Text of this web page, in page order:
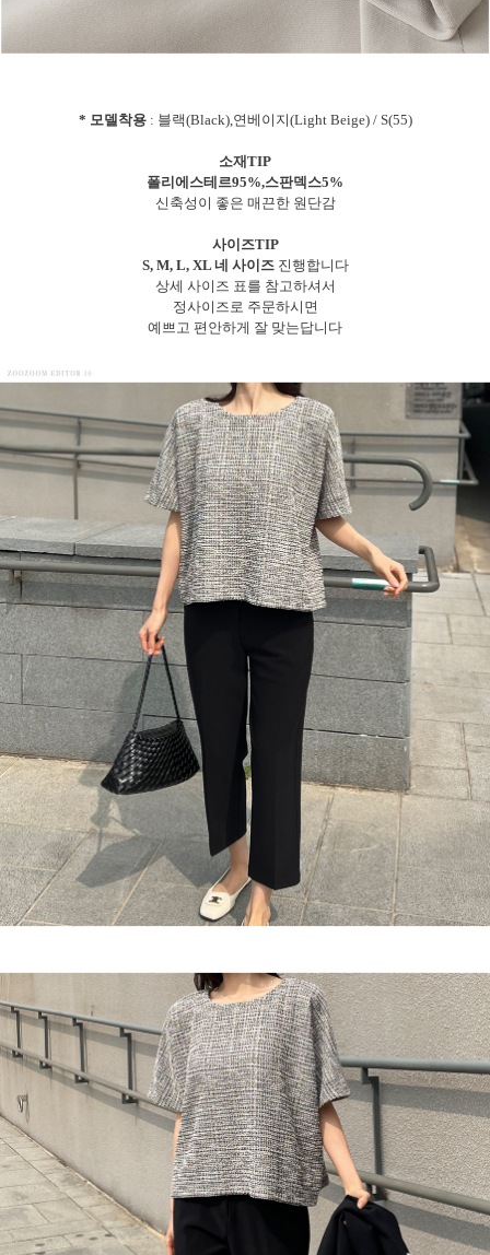
* 모델착용: 블랙(Black),연베이지(Light Beige) / S(55)
소재TIP
폴리에스테르95%,스판덱스5%
신축성이 좋은 매끈한 원단감
사이즈TIP
S, M, L, XL 네 사이즈진행합니다
상세 사이즈 표를 참고하셔서
정사이즈로 주문하시면
예쁘고 편안하게 잘 맞는답니다